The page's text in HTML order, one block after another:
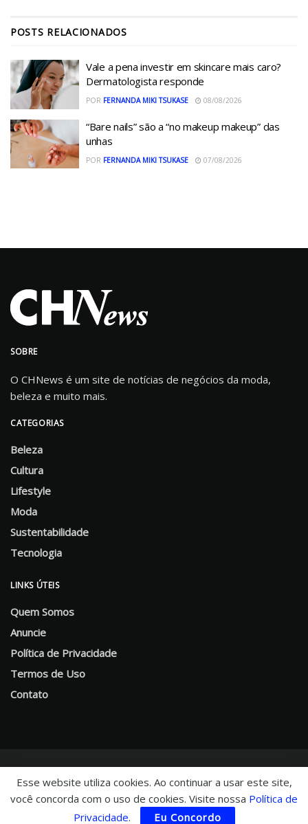
POSTS RELACIONADOS
Vale a pena investir em skincare mais caro?
Dermatologista responde
POR FERNANDA MIKI TSUKASE 08/08/2026
“Bare nails” são a “no makeup makeup” das
unhas
POR FERNANDA MIKI TSUKASE 07/08/2026
SOBRE
O CHNews é um site de notícias de negócios da moda,
beleza e muito mais.
CATEGORIAS
Beleza
Cultura
Lifestyle
Moda
Sustentabilidade
Tecnologia
LINKS ÚTEIS
Quem Somos
Anuncie
Política de Privacidade
Termos de Uso
Contato
© 2025 CHNews - Portal de Notícias
Esse website utiliza cookies. Ao continuar a usar este site,
você concorda com o uso de cookies. Visite nossa Política de
Privacidade. Eu Concordo